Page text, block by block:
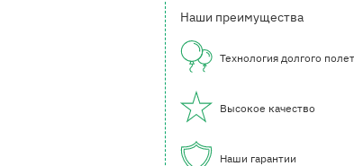
Наши преимущества
Технология долгого
Высокое качество
Наши гарантии